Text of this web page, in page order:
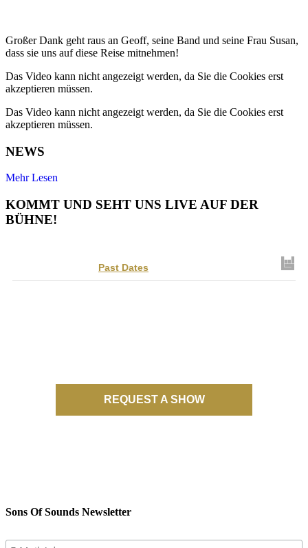
Großer Dank geht raus an Geoff, seine Band und seine Frau Susan,
dass sie uns auf diese Reise mitnehmen!
Das Video kann nicht angezeigt werden, da Sie die Cookies erst
akzeptieren müssen.
Das Video kann nicht angezeigt werden, da Sie die Cookies erst
akzeptieren müssen.
NEWS
Mehr Lesen
KOMMT UND SEHT UNS LIVE AUF DER
BÜHNE!
Past Dates
REQUEST A SHOW
Sons Of Sounds Newsletter